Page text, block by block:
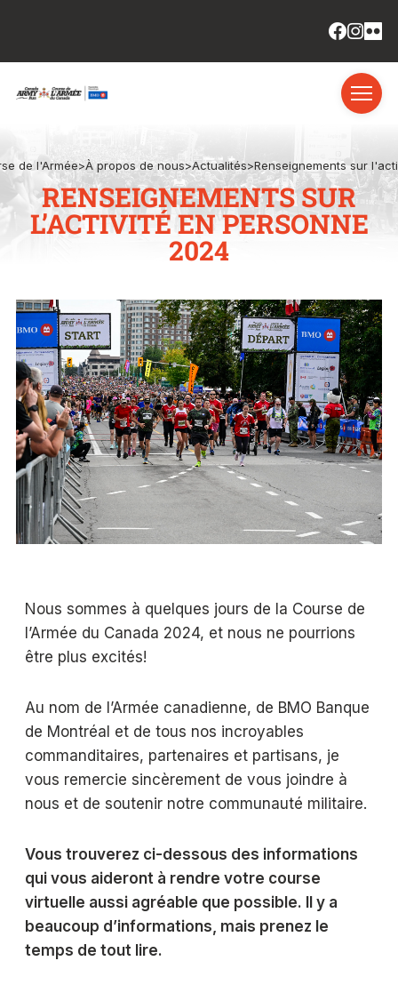
de l'Armée>À propos de nous>Actualités>Renseignements sur
RENSEIGNEMENTS SUR
L’ACTIVITÉ EN PERSONNE
2024
Nous sommes à quelques jours de la Course de
l’Armée du Canada 2024, et nous ne pourrions
être plus excités!
Au nom de l’Armée canadienne, de BMO Banque
de Montréal et de tous nos incroyables
commanditaires, partenaires et partisans, je
vous remercie sincèrement de vous joindre à
nous et de soutenir notre communauté militaire.
Vous trouverez ci-dessous des informations
qui vous aideront à rendre votre course
virtuelle aussi agréable que possible. Il y a
beaucoup d’informations, mais prenez le
temps de tout lire.